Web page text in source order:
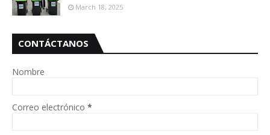
March 18, 2025
CONTÁCTANOS
Nombre
Correo electrónico *